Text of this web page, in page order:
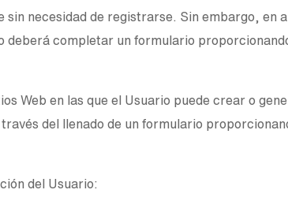
necesidad de registrarse. Sin embargo, en
completar un formulario
Web en las que el Usuario puede crear o
del llenado de un formulario
del Usuario: